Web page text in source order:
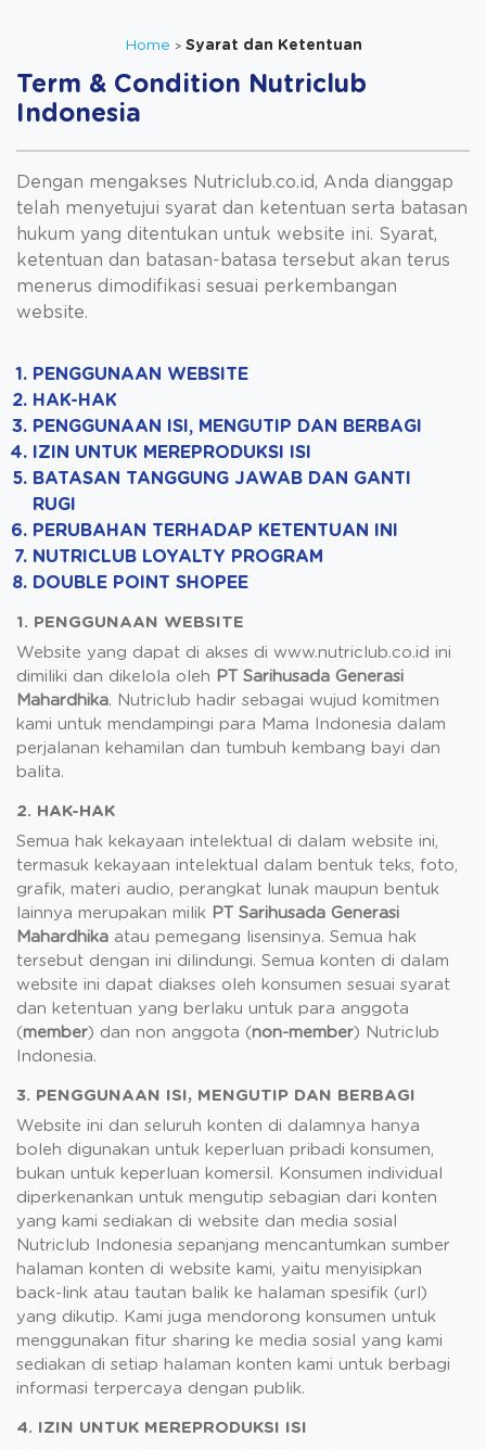
Home Syarat dan Ketentuan
Term & Condition Nutriclub
Indonesia
Dengan mengakses Nutriclub.co.id, Anda dianggap
telah menyetujui syarat dan ketentuan serta batasan
hukum yang ditentukan untuk website ini. Syarat,
ketentuan dan batasan-batasa tersebut akan terus
menerus dimodifikasi sesuai perkembangan
website.
PENGGUNAAN WEBSITE
HAK-HAK
PENGGUNAAN ISI, MENGUTIP DAN BERBAGI
IZIN UNTUK MEREPRODUKSI ISI
BATASAN TANGGUNG JAWAB DAN GANTI
RUGI
PERUBAHAN TERHADAP KETENTUAN INI
NUTRICLUB LOYALTY PROGRAM
DOUBLE POINT SHOPEE
1. PENGGUNAAN WEBSITE
Website yang dapat di akses di www.nutriclub.co.id ini
dimiliki dan dikelola oleh PT Sarihusada Generasi
Mahardhika. Nutriclub hadir sebagai wujud komitmen
kami untuk mendampingi para Mama Indonesia dalam
perjalanan kehamilan dan tumbuh kembang bayi dan
balita.
2. HAK-HAK
Semua hak kekayaan intelektual di dalam website ini,
termasuk kekayaan intelektual dalam bentuk teks, foto,
grafik, materi audio, perangkat lunak maupun bentuk
lainnya merupakan milik PT Sarihusada Generasi
Mahardhika atau pemegang lisensinya. Semua hak
tersebut dengan ini dilindungi. Semua konten di dalam
website ini dapat diakses oleh konsumen sesuai syarat
dan ketentuan yang berlaku untuk para anggota
(member) dan non anggota (non-member) Nutriclub
Indonesia.
3. PENGGUNAAN ISI, MENGUTIP DAN BERBAGI
Website ini dan seluruh konten di dalamnya hanya
boleh digunakan untuk keperluan pribadi konsumen,
bukan untuk keperluan komersil. Konsumen individual
diperkenankan untuk mengutip sebagian dari konten
yang kami sediakan di website dan media sosial
Nutriclub Indonesia sepanjang mencantumkan sumber
halaman konten di website kami, yaitu menyisipkan
back-link atau tautan balik ke halaman spesifik (url)
yang dikutip. Kami juga mendorong konsumen untuk
menggunakan fitur sharing ke media sosial yang kami
sediakan di setiap halaman konten kami untuk berbagi
informasi terpercaya dengan publik.
4. IZIN UNTUK MEREPRODUKSI ISI